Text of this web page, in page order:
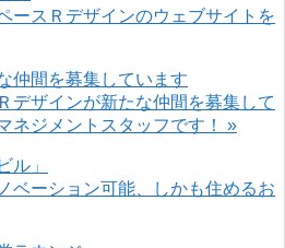
ースＲデザインのウェブサイトを
デザインが新たな仲間を募集して
ネジメントスタッフです！ »
ベーション可能、しかも住めるお